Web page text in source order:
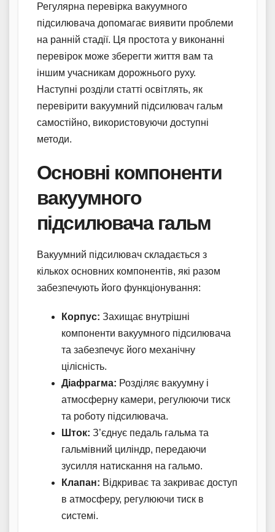
Регулярна перевірка вакуумного
підсилювача допомагає виявити проблеми
на ранній стадії. Ця простота у виконанні
перевірок може зберегти життя вам та
іншим учасникам дорожнього руху.
Наступні розділи статті освітлять, як
перевірити вакуумний підсилювач гальм
самостійно, використовуючи доступні
методи.
Основні компоненти
вакуумного
підсилювача гальм
Вакуумний підсилювач складається з
кількох основних компонентів, які разом
забезпечують його функціонування:
Корпус: Захищає внутрішні
компоненти вакуумного підсилювача
та забезпечує його механічну
цілісність.
Діафрагма: Розділяє вакуумну і
атмосферну камери, регулюючи тиск
та роботу підсилювача.
Шток: З’єднує педаль гальма та
гальмівний циліндр, передаючи
зусилля натискання на гальмо.
Клапан: Відкриває та закриває доступ
в атмосферу, регулюючи тиск в
системі.